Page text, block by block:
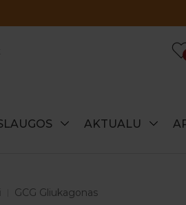
AKTUALU
GCG Gliukagonas